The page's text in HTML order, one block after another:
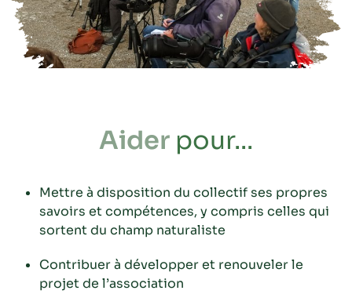
Aider pour...
Mettre à disposition du collectif ses propres
savoirs et compétences, y compris celles qui
sortent du champ naturaliste
Contribuer à développer et renouveler le
projet de l’association